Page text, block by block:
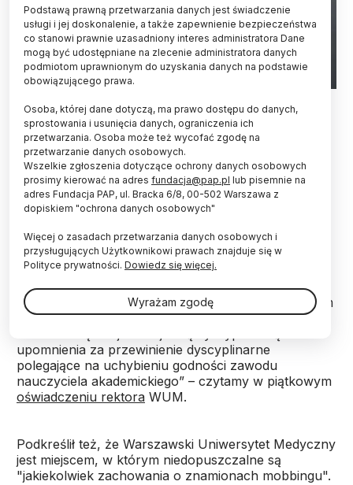
Fot.PAP/Tomasz Gzell
Nie utraciłam prawa ubiegania się o funkcję
rektora Warszawskiego Uniwersytetu
Medycznego - napisała w oświadczeniu prof.
Agnieszka Cudnoch-Jędrzejewska. W piątek
rektor WUM prof. Zbigniew Gaciong nałożył na nią
prawo kandydowania.
„W związku z ustaleniami komisji antymobbingowej,
popartymi zewnętrzną ekspertyzą prawną, podjąłem
decyzję o ukaraniu Pani Profesor Agnieszki
upomnienia za przewinienie dyscyplinarne
polegające na uchybieniu godności zawodu
nauczyciela akademickiego” – czytamy w piątkowym
oświadczeniu rektora WUM.
Podkreślił też, że Warszawski Uniwersytet Medyczny
jest miejscem, w którym niedopuszczalne są
"jakiekolwiek zachowania o znamionach mobbingu".
Podstawą prawną przetwarzania danych jest świadczenie
usługi i jej doskonalenie, a także zapewnienie bezpieczeństwa
co stanowi prawnie uzasadniony interes administratora Dane
mogą być udostępniane na zlecenie administratora danych
podmiotom uprawnionym do uzyskania danych na podstawie
obowiązującego prawa.
Osoba, której dane dotyczą, ma prawo dostępu do danych,
sprostowania i usunięcia danych, ograniczenia ich
przetwarzania. Osoba może też wycofać zgodę na
przetwarzanie danych osobowych.
Wszelkie zgłoszenia dotyczące ochrony danych osobowych
prosimy kierować na adres fundacja@pap.pl lub pisemnie na
adres Fundacja PAP, ul. Bracka 6/8, 00-502 Warszawa z
dopiskiem "ochrona danych osobowych"
Więcej o zasadach przetwarzania danych osobowych i
przysługujących Użytkownikowi prawach znajduje się w
Polityce prywatności. Dowiedz się więcej.
Wyrażam zgodę